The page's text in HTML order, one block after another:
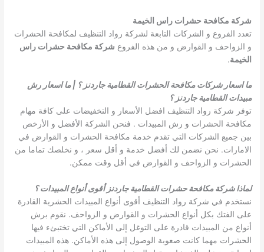
شركة مكافحة حشرات راس الخيمة
تعدد الفروع و الشركات التابعة لشركة رواد التنظيف لمكافحة الحشرات
و الزواحف و القوارض و من هذه الفروع شركة مكافحة حشرات راس
الخيمة.
ما اسعار شركات مكافحة الحشرات القطامية جاردنز ؟ | ما اسعار رش
مبيدات القطامية جاردنز ؟
توفر شركة رواد التنظيف افضل الأسعار و التخفيضات على كافة مهام
مكافحة الحشرات و رش المبيدات . فنحن الشركة الأفضل و الأرخص
بين جميع الشركات التي تقدم خدمة مكافحة الحشرات و القوارض في
الامارات. نحن نضمن لك أفضل خدمة و أقل سعر ، و نخلصك تماما من
الحشرات و الزواحف و القوارض في أقل وقت ممكن.
لماذا شركة مكافحة حشرات القطامية جاردنز أقوى أنواع المبيدات ؟
نستخدم في شركة رواد التنظيف أقوى أنواع المبيدات الحشرية القادرة
على الفتك بكل أنواع الحشرات و القوارض و الزواحف. نقوم برش
أنواع من المبيدات قادرة على التوغل إلى الأماكن التي تختبئء فيها
الحشرات مهما كانت صعوبة الوصول إلى هذه الأماكن. هذه المبيدات